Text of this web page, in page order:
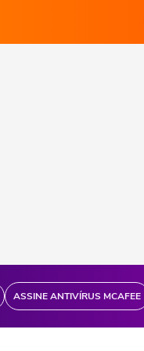
ASSINE ANTIVÍRUS MCAFEE